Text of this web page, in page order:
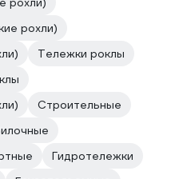
рохли)
Тележки роклы
Строительные
Гидротележки